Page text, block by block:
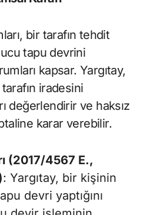
bir tarafın tehdit
tapu devrini
kapsar. Yargıtay,
iradesini
değerlendirir ve haksız
karar verebilir.
(2017/4567 E.,
: Yargıtay, bir kişinin
devri yaptığını